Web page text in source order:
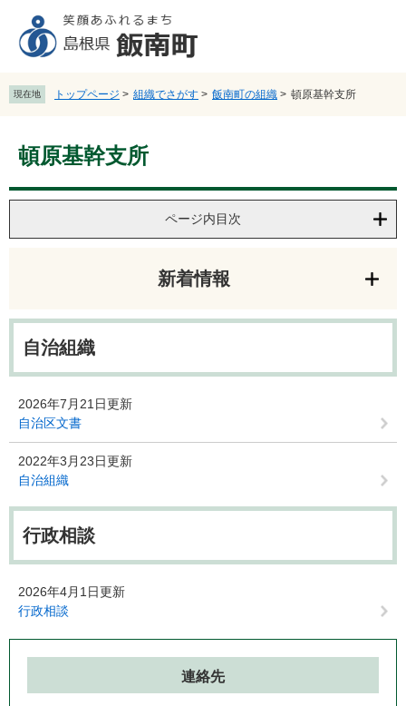
先
頭
を
飛
文
現在地 トップページ > 組織でさがす > 飯南町の組織 > 頓原基幹支所
文頓原基幹支所
ページ内目次
新着情報
自治組織
2026年7月21日更新
自治区文書
2022年3月23日更新
自治組織
行政相談
2026年4月1日更新
行政相談
連絡先